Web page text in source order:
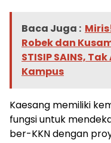
Baca Juga :
Robek dan
STISIP SAINS,
Kampus
Kaesang memiliki
fungsi untuk
ber-KKN dengan